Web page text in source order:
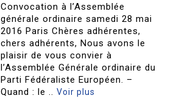
Convocation à l’Assemblée
générale ordinaire samedi 28 mai
2016 Paris Chères adhérentes,
chers adhérents, Nous avons le
plaisir de vous convier à
l’Assemblée Générale ordinaire du
Parti Fédéraliste Européen. –
Quand : le ..Voir plus